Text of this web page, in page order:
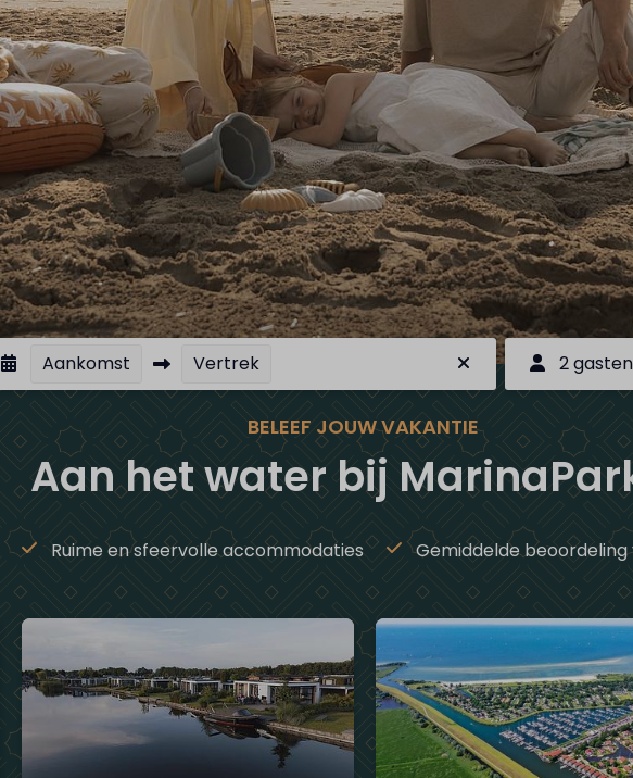
Aankomst Vertrek 2 gasten
BELEEF JOUW VAKANTIE
Aan het water bij
Ruime en sfeervolle accommodaties Gemiddelde beoordeling